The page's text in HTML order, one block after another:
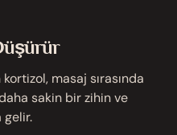
masaj sırasında
sakin bir zihin ve
gelir.